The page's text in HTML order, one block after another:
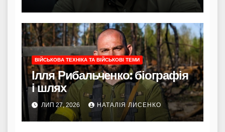
ВІЙСЬКОВА ТЕХНІКА ТА ВІЙСЬКОВІ ТЕМИ
Ілля Рибальченко: біографія
і шлях
ЛИП 27, 2026 НАТАЛІЯ ЛИСЕНКО